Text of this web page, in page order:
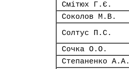
Смітюх Г.Є.
Соколов М.В.
Солтус П.С.
Сочка О.О.
Степаненко А.А.